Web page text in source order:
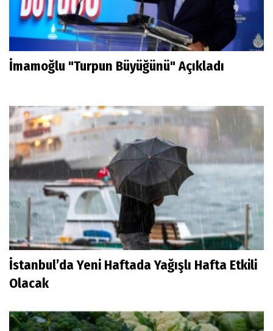
İmamoğlu "Turpun Büyüğünü" Açıkladı
İstanbul’da Yeni Haftada Yağışlı Hafta Etkili
Olacak